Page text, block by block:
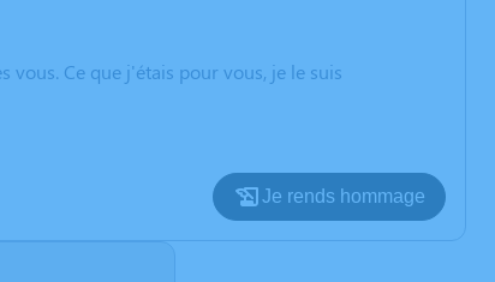
vous. Ce que j'étais pour vous, je le suis
Je rends hommage